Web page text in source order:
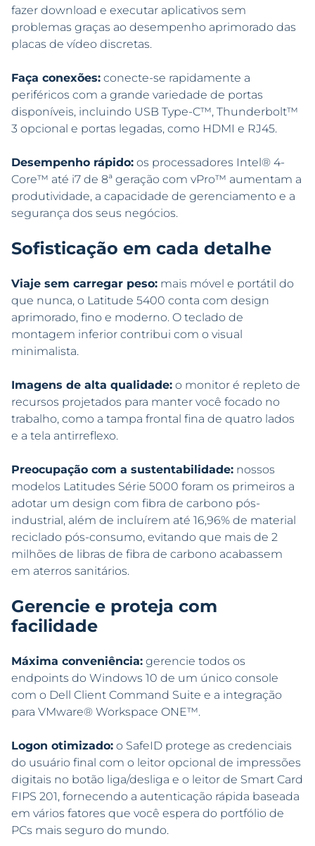
fazer download e executar aplicativos sem
problemas graças ao desempenho aprimorado das
placas de vídeo discretas.
Faça conexões: conecte-se rapidamente a
periféricos com a grande variedade de portas
disponíveis, incluindo USB Type-C™, Thunderbolt™
3 opcional e portas legadas, como HDMI e RJ45.
Desempenho rápido: os processadores Intel® 4-
Core™ até i7 de 8ª geração com vPro™ aumentam a
produtividade, a capacidade de gerenciamento e a
segurança dos seus negócios.
Sofisticação em cada detalhe
Viaje sem carregar peso: mais móvel e portátil do
que nunca, o Latitude 5400 conta com design
aprimorado, fino e moderno. O teclado de
montagem inferior contribui com o visual
minimalista.
Imagens de alta qualidade: o monitor é repleto de
recursos projetados para manter você focado no
trabalho, como a tampa frontal fina de quatro lados
e a tela antirreflexo.
Preocupação com a sustentabilidade: nossos
modelos Latitudes Série 5000 foram os primeiros a
adotar um design com fibra de carbono pós-
industrial, além de incluírem até 16,96% de material
reciclado pós-consumo, evitando que mais de 2
milhões de libras de fibra de carbono acabassem
em aterros sanitários.
Gerencie e proteja com
facilidade
Máxima conveniência: gerencie todos os
endpoints do Windows 10 de um único console
com o Dell Client Command Suite e a integração
para VMware® Workspace ONE™.
Logon otimizado: o SafeID protege as credenciais
do usuário final com o leitor opcional de impressões
digitais no botão liga/desliga e o leitor de Smart Card
FIPS 201, fornecendo a autenticação rápida baseada
em vários fatores que você espera do portfólio de
PCs mais seguro do mundo.